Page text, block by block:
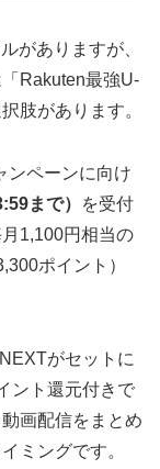
がありますが、
Rakuten最強U-
肢があります。
ンペーンに向け
まで）
を受付
1,100円相当の
ポイント）
がセットに
ント還元付きで
画配信をまとめ
ミングです。